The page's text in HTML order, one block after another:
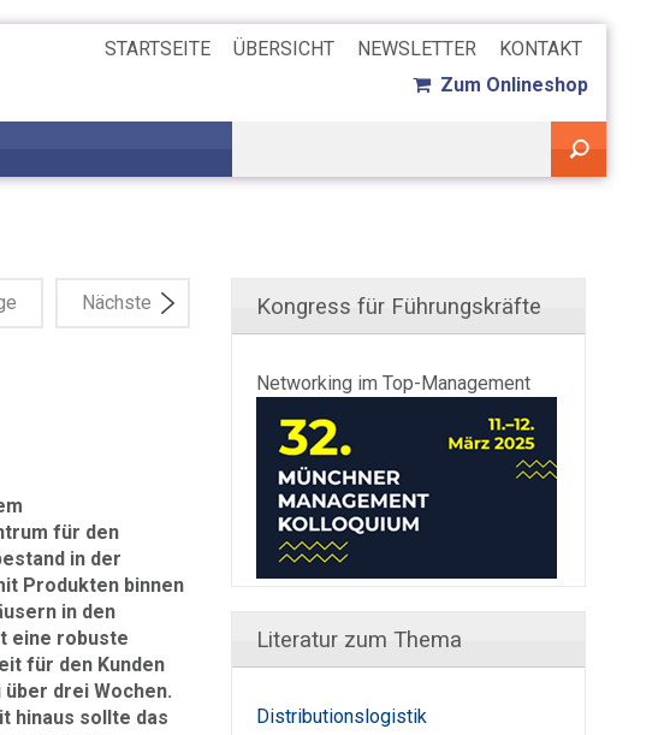
STARTSEITE ÜBERSICHT NEWSLETTER
KONTAKT
Zum Onlineshop
Nächste
für den
in der
Produkten binnen
in den
eine robuste
für den Kunden
drei Wochen.
hinaus sollte das
Kongress für Führungskräfte
Networking im Top-Management
Literatur zum Thema
Distributionslogistik